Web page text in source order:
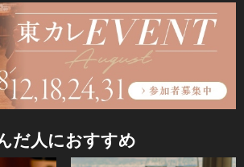
だ人におすすめ